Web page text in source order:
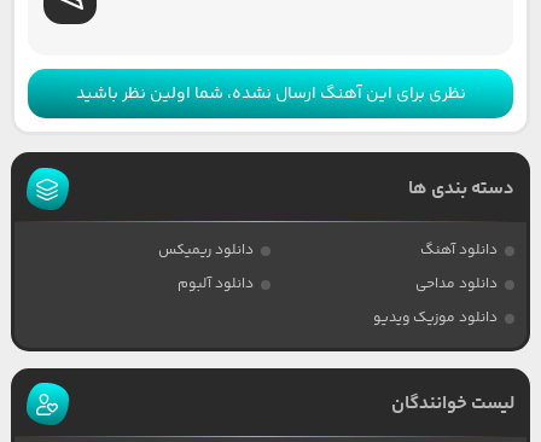
نظری برای این آهنگ ارسال نشده، شما اولین نظر باشید
دسته بندی ها
دانلود آهنگ
دانلود ریمیکس
دانلود مداحی
دانلود آلبوم
دانلود موزیک ویدیو
لیست خوانندگان